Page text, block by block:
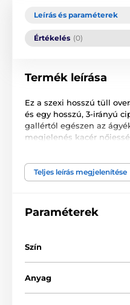
Leírás és paraméterek
Értékelés (0)
Termék leírása
Ez a szexi hosszú tüll
és egy hosszú, 3-irányú
gallértól egészen az
megjelenés kacér
A termék a
Teljes leírás megjelenítése
Paraméterek
Szín
Anyag